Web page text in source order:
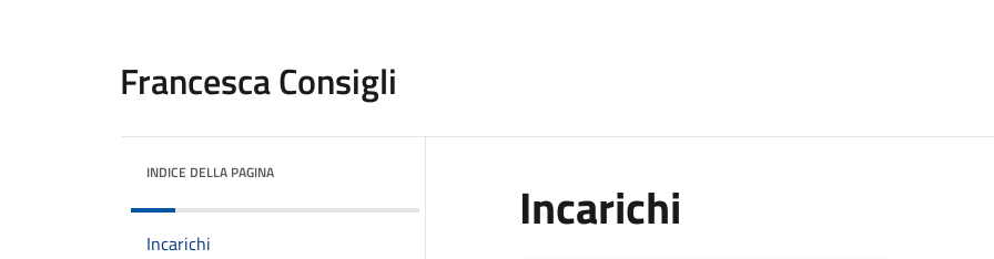
Francesca Consigli
INDICE DELLA PAGINA
Incarichi
Incarichi